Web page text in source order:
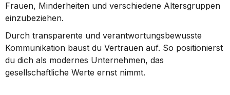
Frauen, Minderheiten und verschiedene Altersgruppen
einzubeziehen.
Durch transparente und verantwortungsbewusste
Kommunikation baust du Vertrauen auf. So positionierst
du dich als modernes Unternehmen, das
gesellschaftliche Werte ernst nimmt.